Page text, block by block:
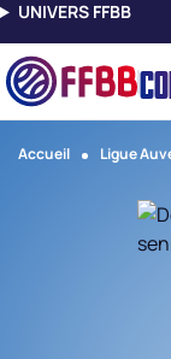
UNIVERS FFBB
Accueil Ligue